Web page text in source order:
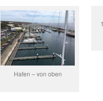
Hafen – von oben